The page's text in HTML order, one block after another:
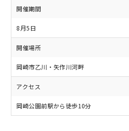
開催期間
8月5日
開催場所
岡崎市乙川・矢作川河畔
アクセス
岡崎公園前駅から徒歩10分